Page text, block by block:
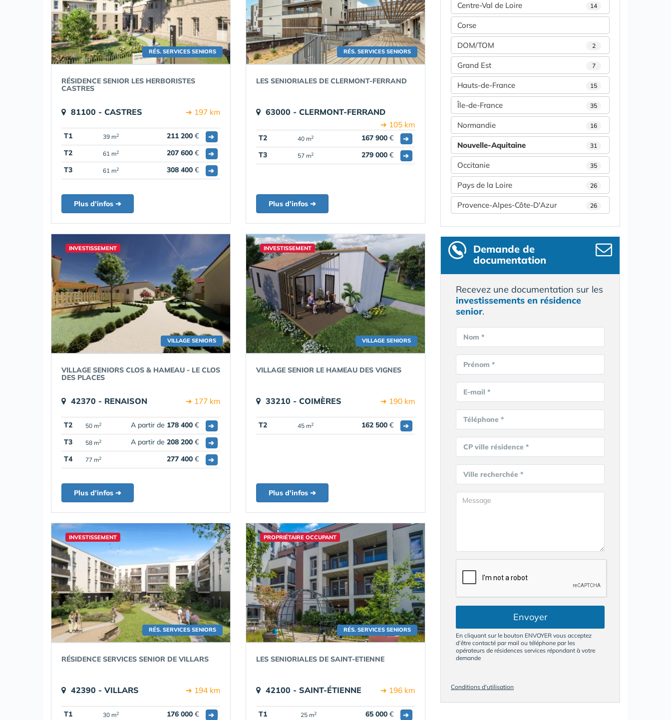
RÉS. SERVICES SENIORS
RÉSIDENCE SENIOR LES HERBORISTES
CASTRES
81100 - CASTRES ➔ 197 km
T1 39 m2 211 200 €
➔
T2
61 m2 207 600 €
➔
T3
61 m2 308 400 € ➔
Plus d'infos ➔
RÉS. SERVICES SENIORS
LES SENIORIALES DE CLERMONT-FERRAND
63000 - CLERMONT-FERRAND
➔ 105 km
T2 40 m2 167 900 €
➔
T3
57 m2 279 000 € ➔
Plus d'infos ➔
VILLAGE SENIORS
INVESTISSEMENT
VILLAGE SENIORS CLOS & HAMEAU - LE CLOS
DES PLACES
42370 - RENAISON ➔ 177 km
T2 50 m2 A partir de 178 400 €
➔
T3
58 m2 A partir de 208 200 €
➔
T4
77 m2 277 400 € ➔
Plus d'infos ➔
VILLAGE SENIORS
INVESTISSEMENT
VILLAGE SENIOR LE HAMEAU DES VIGNES
33210 - COIMÈRES ➔ 190 km
T2 45 m2 162 500 € ➔
Plus d'infos ➔
RÉS. SERVICES SENIORS
INVESTISSEMENT
RÉSIDENCE SERVICES SENIOR DE VILLARS
42390 - VILLARS ➔ 194 km
T1 30 m2 176 000 € ➔
RÉS. SERVICES SENIORS
PROPRIÉTAIRE OCCUPANT
LES SENIORIALES DE SAINT-ETIENNE
42100 - SAINT-ÉTIENNE ➔ 196 km
T1 25 m2 65 000 € ➔
Centre-Val de Loire 14
Corse
DOM/TOM 2
Grand Est 7
Hauts-de-France 15
Île-de-France 35
Normandie 16
Nouvelle-Aquitaine 31
Occitanie 35
Pays de la Loire 26
Provence-Alpes-Côte-D'Azur 26
Demande de
documentation
Recevez une documentation sur les
investissements en résidence
senior.
Nom *
Prénom *
E-mail *
Téléphone *
CP ville résidence *
Ville recherchée *
Envoyer
En cliquant sur le bouton ENVOYER vous acceptez
d’être contacté par mail ou téléphone par les
opérateurs de résidences services répondant à votre
demande
Conditions d'utilisation